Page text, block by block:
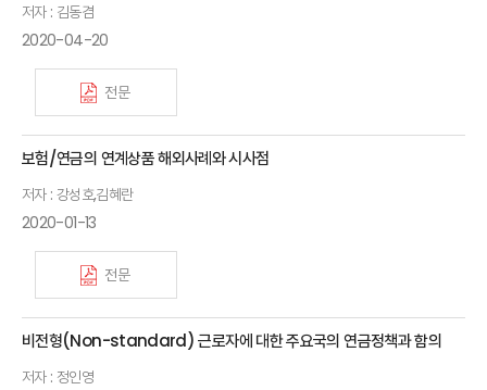
저자 : 김동겸
2020-04-20
전문
보험/연금의 연계상품 해외사례와 시사점
저자 : 강성호,김혜란
2020-01-13
전문
비전형(Non-standard) 근로자에 대한 주요국의 연금정책과 함의
저자 : 정인영